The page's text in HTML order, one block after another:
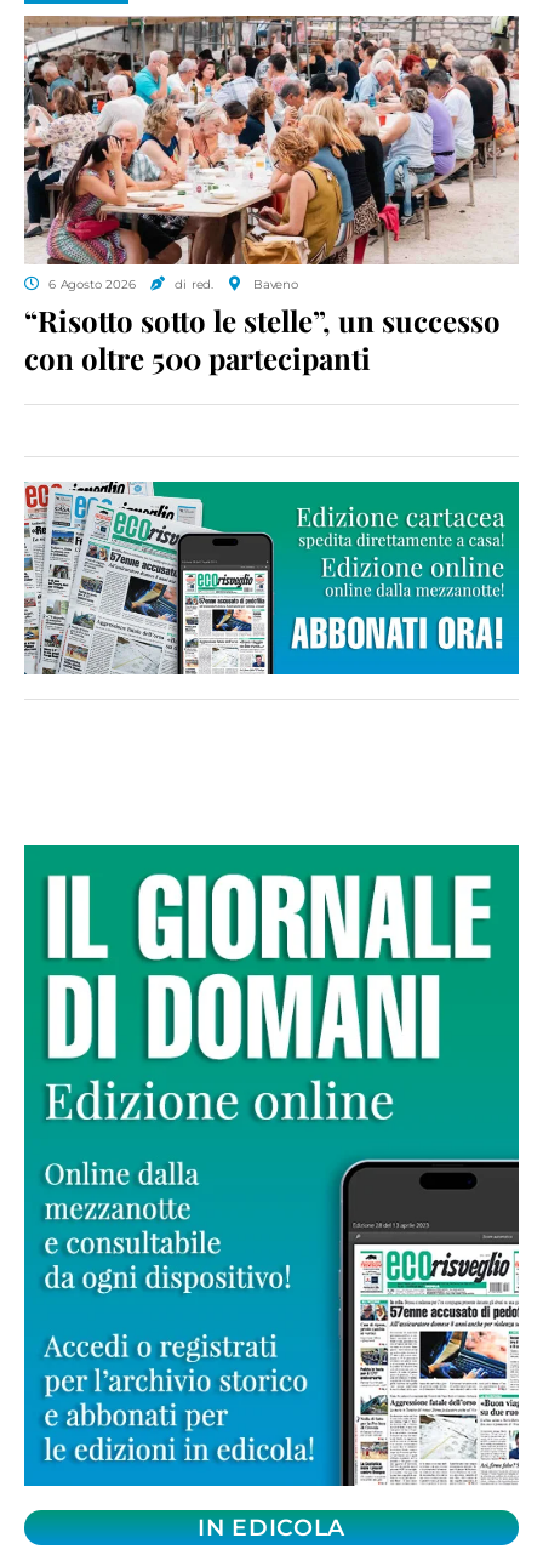
6 Agosto 2026 di red. Baveno
“Risotto sotto le stelle”, un successo
con oltre 500 partecipanti
IN EDICOLA